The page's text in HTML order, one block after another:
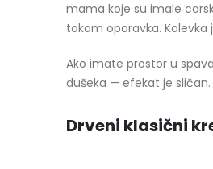
mama koje su imale
tokom oporavka.
Ako imate prostor u
dušeka — efekat je sličan.
Drveni klasični